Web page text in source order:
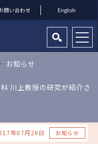
問い合わせ English
お知らせ
川上教授の研究が紹介さ
年07月26日 お知らせ